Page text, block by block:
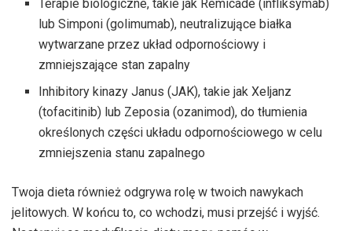
Terapie biologiczne, takie jak Remicade (infliksymab)
lub Simponi (golimumab), neutralizujące białka
wytwarzane przez układ odpornościowy i
zmniejszające stan zapalny
Inhibitory kinazy Janus (JAK), takie jak Xeljanz
(tofacitinib) lub Zeposia (ozanimod), do tłumienia
określonych części układu odpornościowego w celu
zmniejszenia stanu zapalnego
Twoja dieta również odgrywa rolę w twoich nawykach
jelitowych. W końcu to, co wchodzi, musi przejść i wyjść.